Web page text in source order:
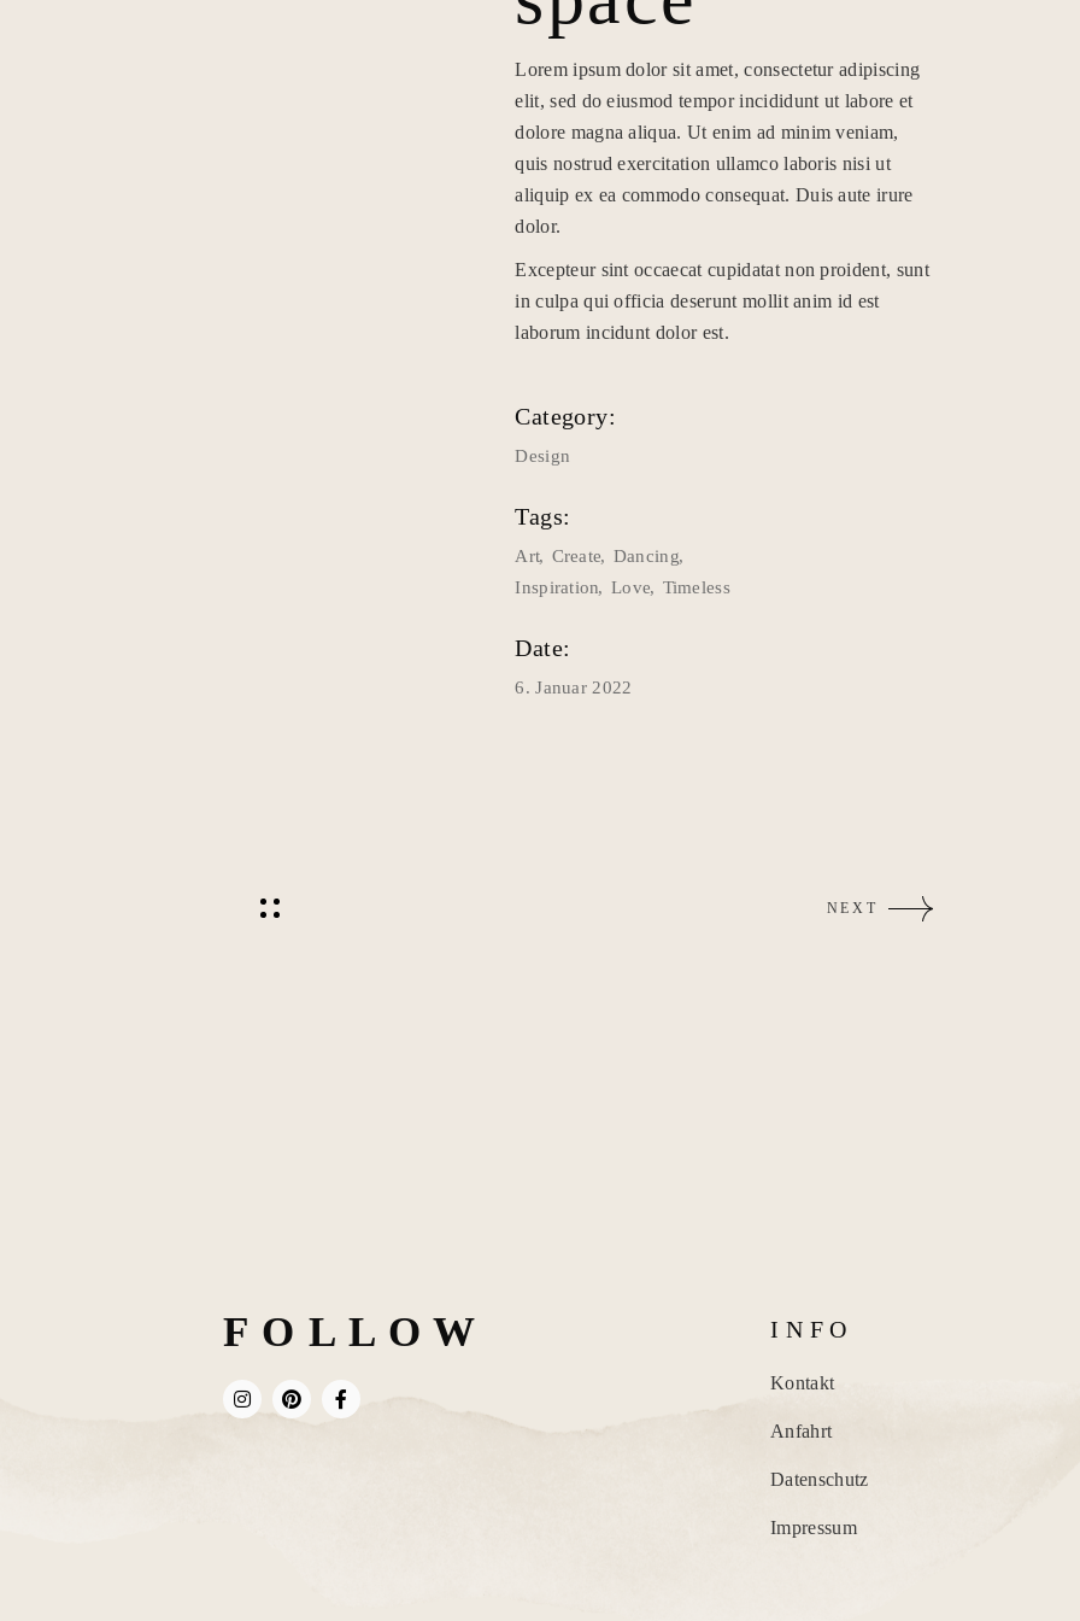
Lorem ipsum dolor sit amet, consectetur adipiscing
elit, sed do eiusmod tempor incididunt ut labore et
dolore magna aliqua. Ut enim ad minim veniam,
quis nostrud exercitation ullamco laboris nisi ut
aliquip ex ea commodo consequat. Duis aute irure
dolor.
Excepteur sint occaecat cupidatat non proident, sunt
in culpa qui officia deserunt mollit anim id est
laborum incidunt dolor est.
Category:
Design
Tags:
Art Create
Dancing
Inspiration Love Timeless
Date:
6. Januar 2022
NEXT
F O L L O W I N F O
Kontakt
Anfahrt
Datenschutz
Impressum